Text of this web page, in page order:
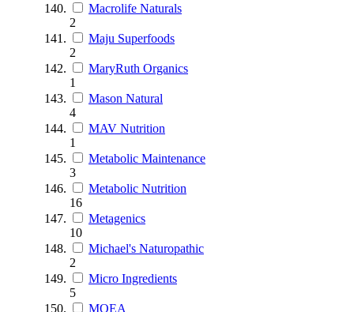
Macrolife Naturals
2
Maju Superfoods
2
MaryRuth Organics
1
Mason Natural
4
MAV Nutrition
1
Metabolic Maintenance
3
Metabolic Nutrition
16
Metagenics
10
Michael's Naturopathic
2
Micro Ingredients
5
MOEA